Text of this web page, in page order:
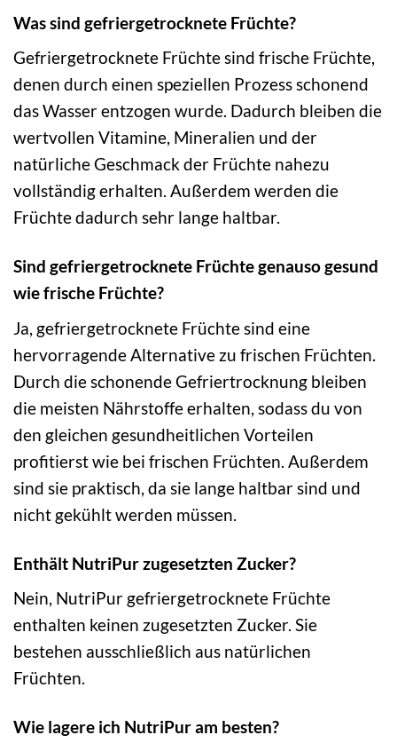
Was sind gefriergetrocknete Früchte?
Gefriergetrocknete Früchte sind frische Früchte,
denen durch einen speziellen Prozess schonend
das Wasser entzogen wurde. Dadurch bleiben die
wertvollen Vitamine, Mineralien und der
natürliche Geschmack der Früchte nahezu
vollständig erhalten. Außerdem werden die
Früchte dadurch sehr lange haltbar.
Sind gefriergetrocknete Früchte genauso gesund
wie frische Früchte?
Ja, gefriergetrocknete Früchte sind eine
hervorragende Alternative zu frischen Früchten.
Durch die schonende Gefriertrocknung bleiben
die meisten Nährstoffe erhalten, sodass du von
den gleichen gesundheitlichen Vorteilen
profitierst wie bei frischen Früchten. Außerdem
sind sie praktisch, da sie lange haltbar sind und
nicht gekühlt werden müssen.
Enthält NutriPur zugesetzten Zucker?
Nein, NutriPur gefriergetrocknete Früchte
enthalten keinen zugesetzten Zucker. Sie
bestehen ausschließlich aus natürlichen
Früchten.
Wie lagere ich NutriPur am besten?